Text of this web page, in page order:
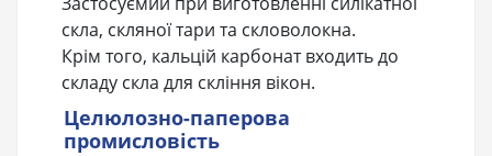
скла, скляної тари та скловолокна.
Крім того, кальцій карбонат входить до
складу скла для скління вікон.
Целюлозно-паперова
промисловість